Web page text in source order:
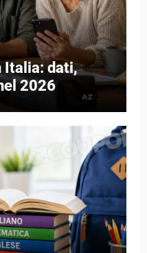
Italia: dati,
2026